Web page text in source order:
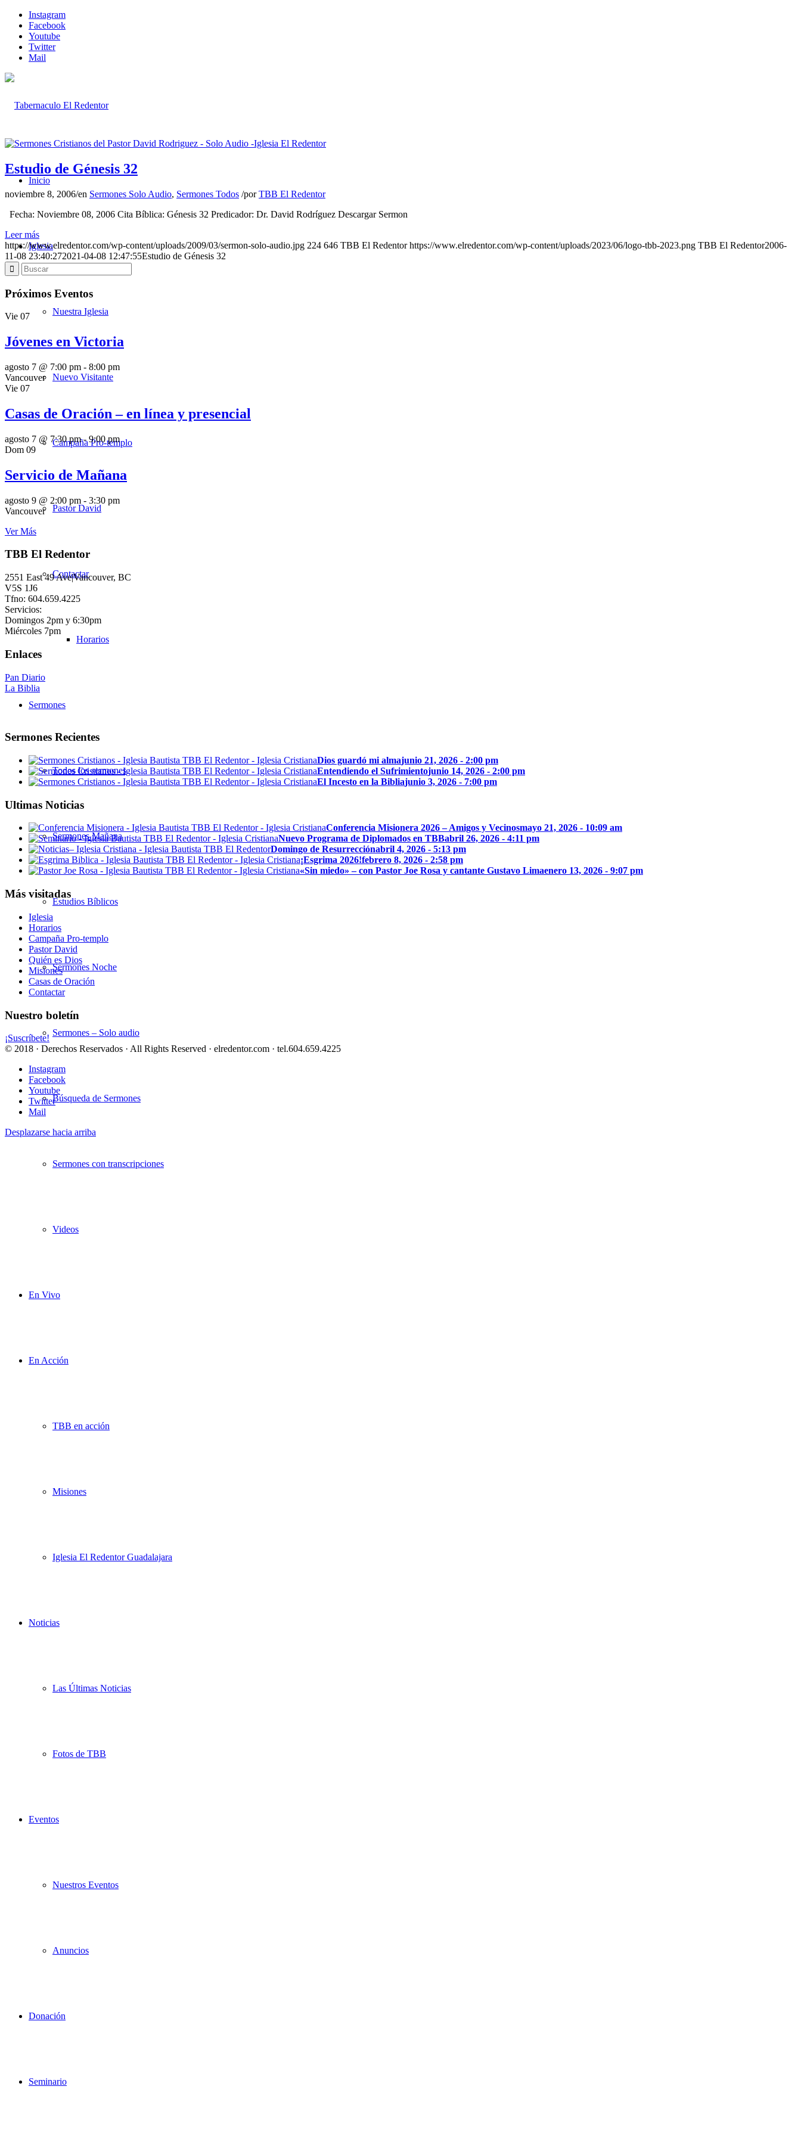
Instagram
Facebook
Youtube
Twitter
Mail
Inicio
Iglesia
Nuestra Iglesia
Nuevo Visitante
Campaña Pro-templo
Pastor David
Contactar
Horarios
Sermones
Todos los sermones
Sermones Mañana
Estudios Bíblicos
Sermones Noche
Sermones – Solo audio
Búsqueda de Sermones
Sermones con transcripciones
Videos
En Vivo
En Acción
TBB en acción
Misiones
Iglesia El Redentor Guadalajara
Noticias
Las Últimas Noticias
Fotos de TBB
Eventos
Nuestros Eventos
Anuncios
Donación
Seminario
Estudio de Génesis 32
noviembre 8, 2006/en Sermones Solo Audio, Sermones Todos /porTBB El Redentor
Fecha: Noviembre 08, 2006 Cita Bíblica: Génesis 32 Predicador: Dr. David Rodríguez Descargar Sermon
Leer más
https://www.elredentor.com/wp-content/uploads/2009/03/sermon-solo-audio.jpg 224 646 TBB El Redentor https://www.elredentor.com/wp-content/uploads/2023/06/logo-tbb-2023.png TBB El Redentor2006-
11-08 23:40:272021-04-08 12:47:55Estudio de Génesis 32
Próximos Eventos
Vie 07
Jóvenes en Victoria
agosto 7 @ 7:00 pm - 8:00 pm
Vancouver
Vie 07
Casas de Oración – en línea y presencial
agosto 7 @ 7:30 pm-9:00 pm
Dom 09
Servicio de Mañana
agosto 9 @ 2:00 pm - 3:30 pm
Vancouver
Ver Más
TBB El Redentor
2551 East 49 Ave|Vancouver, BC
V5S 1J6
Tfno: 604.659.4225
Servicios:
Domingos 2pm y 6:30pm
Miércoles 7pm
Enlaces
Pan Diario
La Biblia
Sermones Recientes
Dios guardó mi almajunio 21, 2026 - 2:00 pm
Entendiendo el Sufrimientojunio 14, 2026 - 2:00 pm
El Incesto en la Bibliajunio 3, 2026 - 7:00 pm
Ultimas Noticias
Conferencia Misionera 2026 – Amigos y Vecinosmayo 21, 2026 - 10:09 am
Nuevo Programa de Diplomados en TBBabril 26, 2026 - 4:11 pm
Domingo de Resurrecciónabril 4, 2026 - 5:13 pm
¡Esgrima 2026!febrero 8, 2026 - 2:58 pm
«Sin miedo» – con Pastor Joe Rosa y cantante Gustavo Limaenero 13, 2026 - 9:07 pm
Más visitadas
Iglesia
Horarios
Campaña Pro-templo
Pastor David
Quién es Dios
Misiones
Casas de Oración
Contactar
Nuestro boletín
¡Suscríbete!
© 2018 · Derechos Reservados · All Rights Reserved · elredentor.com · tel.604.659.4225
Instagram
Facebook
Youtube
Twitter
Mail
Desplazarse hacia arriba